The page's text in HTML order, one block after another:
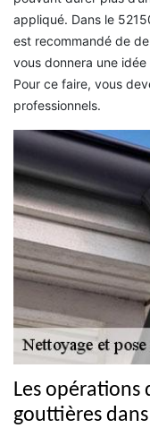
appliqué. Dans le
est recommandé de
vous donnera une
Pour ce faire, vous
professionnels.
Les opérations
gouttières